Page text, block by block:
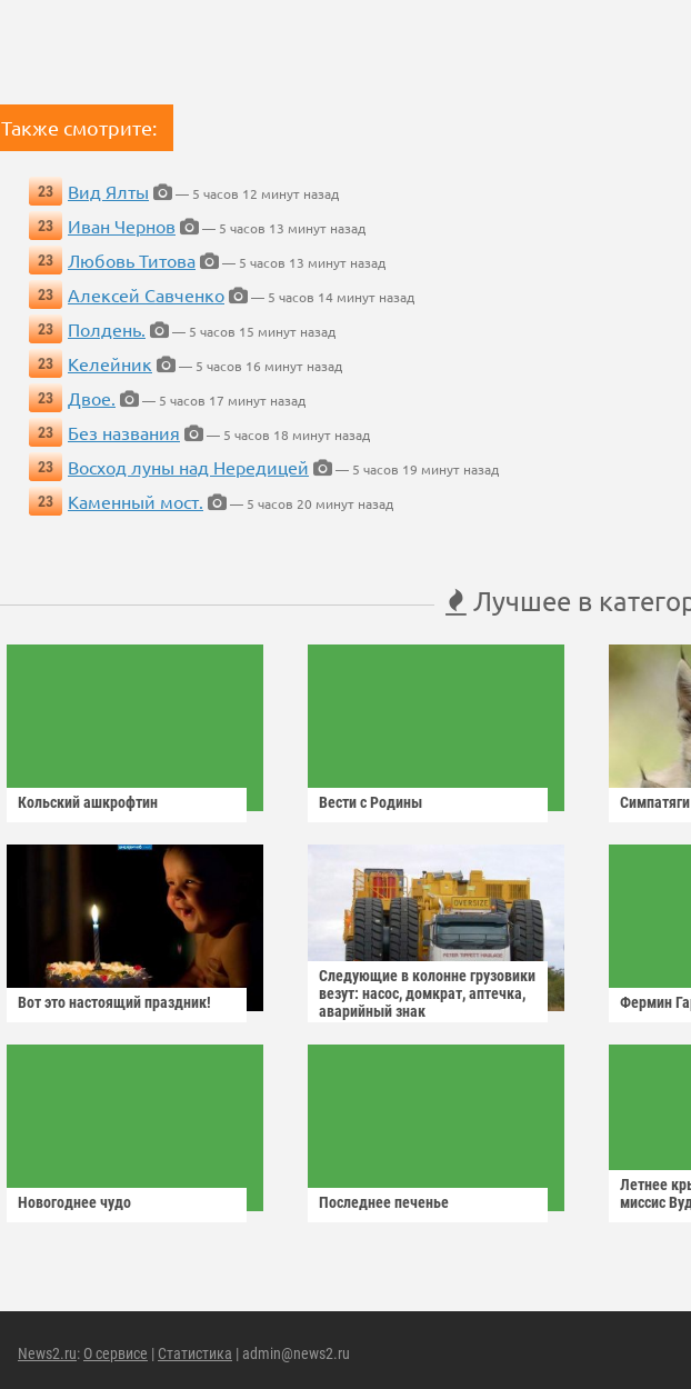
Также смотрите:
23 Вид Ялты
— 5 часов 12 минут назад
23
Иван Чернов
— 5 часов 13 минут назад
23
Любовь Титова
— 5 часов 13 минут назад
23
Алексей Савченко
— 5 часов 14 минут назад
23
Полдень.
— 5 часов 15 минут назад
23
Келейник
— 5 часов 16 минут назад
23
Двое.
— 5 часов 17 минут назад
23
Без названия
— 5 часов 18 минут назад
23
Восход луны над Нередицей
— 5 часов 19 минут назад
23
Каменный мост. — 5 часов 20 минут назад
Лучшее в
Кольский ашкрофтин Вести с Родины Симпатяги
Вот это настоящий праздник!
Следующие в колонне грузовики
везут: насос, домкрат, аптечка,
аварийный знак
Фермин
Новогоднее чудо Последнее печенье
Летнее
миссис
News2.ru: О сервисе | Статистика | admin@news2.ru